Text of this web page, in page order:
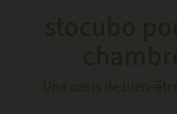
stocubo
Une oasis de bien-